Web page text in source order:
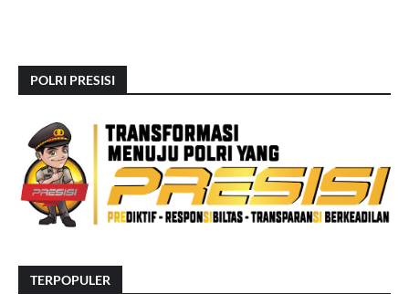
POLRI PRESISI
TERPOPULER